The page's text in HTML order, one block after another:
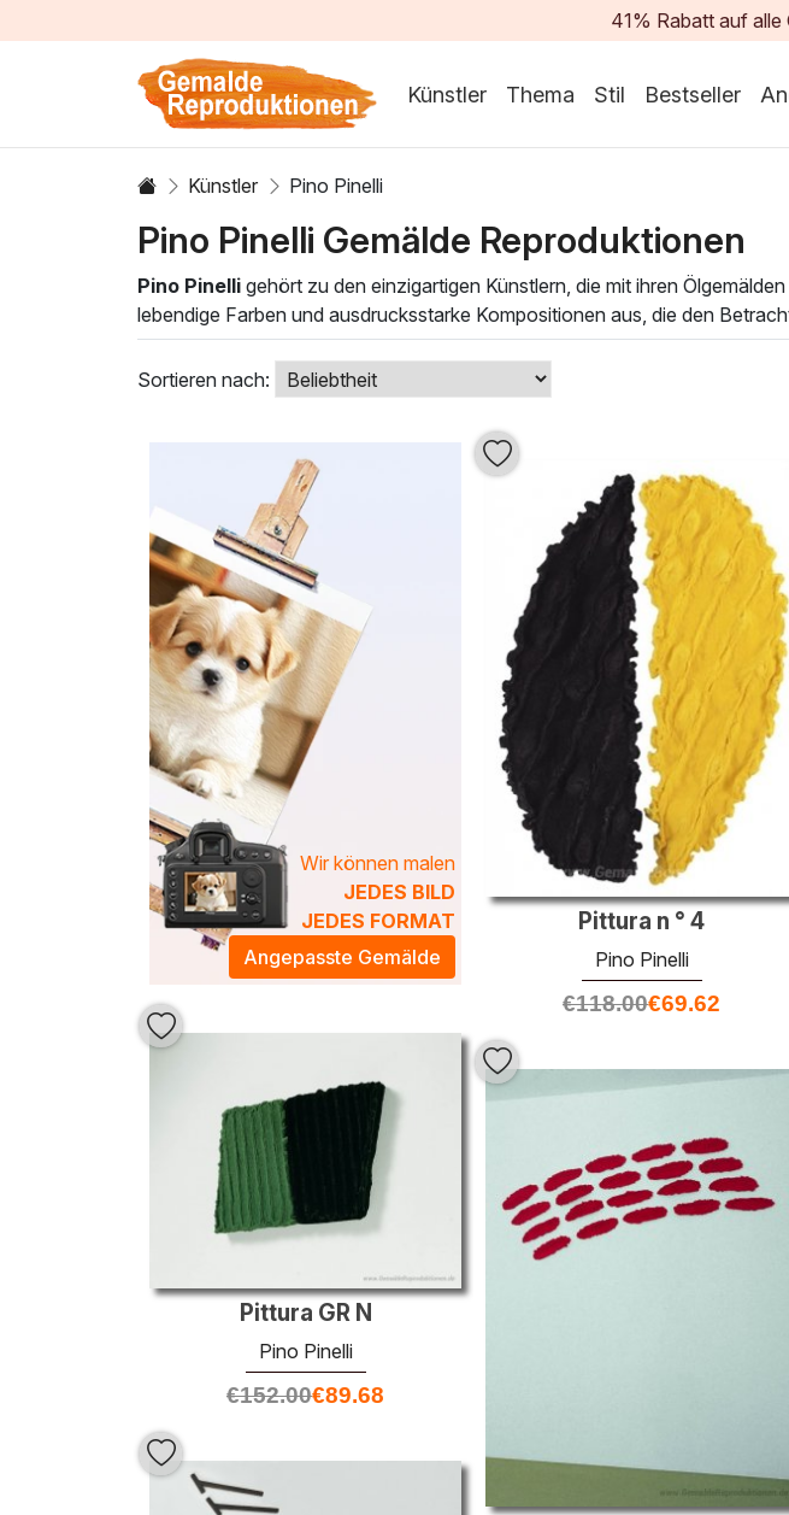
41% Rabatt auf alle
Künstler Thema Stil Bestseller
Künstler Pino Pinelli
Pino Pinelli Gemälde Reproduktionen
Pino Pinelli gehört zu den einzigartigen Künstlern, die mit ihren
lebendige Farben und ausdrucksstarke Kompositionen aus, die den
gekonnten Einsatz von technischer Raffinesse unterstreicht Pinelli die
modern als auch zeitlos sind.
Ölgemälde-Kategorie finden Sie eine sorgfältige Auswahl an Pino Pinellis
Wohnzimmer, im Büro oder im Essbereich – diese kunstvollen Stücke
zum Nachdenken anregt. Lassen Sie sich von der Faszination der Kunst
Sortieren nach:
Wir können malen
JEDES BILD
JEDES FORMAT
Angepasste Gemälde
Pittura n ° 4
Pino Pinelli
€118.00€69.62
Pittura GR N
Pino Pinelli
€152.00€89.68